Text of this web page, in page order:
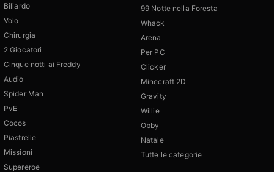
Biliardo
Volo
Chirurgia
2 Giocatori
Cinque notti ai Freddy
Audio
Spider Man
PvE
Cocos
Piastrelle
Missioni
Supereroe
99 Notte nella Foresta
Whack
Arena
Per PC
Clicker
Minecraft 2D
Gravity
Willie
Obby
Natale
Tutte le categorie